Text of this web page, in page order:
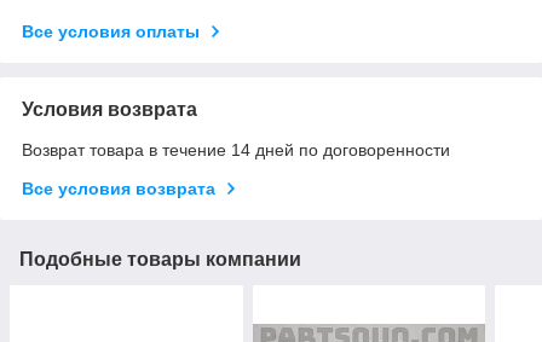
Все условия оплаты
Условия возврата
Возврат товара в течение 14 дней по договоренности
Все условия возврата
Подобные товары компании